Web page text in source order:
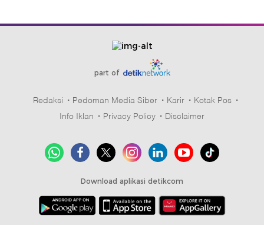
part of
Redaksi Pedoman Media Siber Karir
Kotak Pos
Info Iklan
Privacy Policy Disclaimer
Download aplikasi detikcom